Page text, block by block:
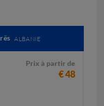
ALBANIE
Prix à partir de
€ 48